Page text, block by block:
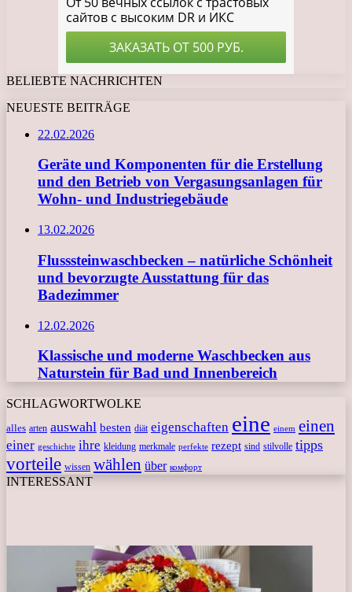
BELIEBTE NACHRICHTEN
NEUESTE BEITRÄGE
22.02.2026
Geräte und Komponenten für die Erstellung
und den Betrieb von Vergasungsanlagen für
Wohn- und Industriegebäude
13.02.2026
Flusssteinwaschbecken – natürliche Schönheit
und bevorzugte Ausstattung für das
Badezimmer
12.02.2026
Klassische und moderne Waschbecken aus
Naturstein für Bad und Innenbereich
SCHLAGWORTWOLKE
alles arten auswahl besten diät eigenschaften eine einem einen
einer geschichte ihre kleidung merkmale perfekte rezept sind stilvolle tipps
vorteile wissen wählen über комфорт
INTERESSANT